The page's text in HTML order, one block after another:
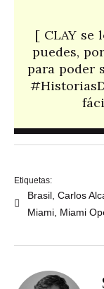
[ CLAY se
puedes,
para poder
Etiquetas:
Brasil Carlos
Miami Miami